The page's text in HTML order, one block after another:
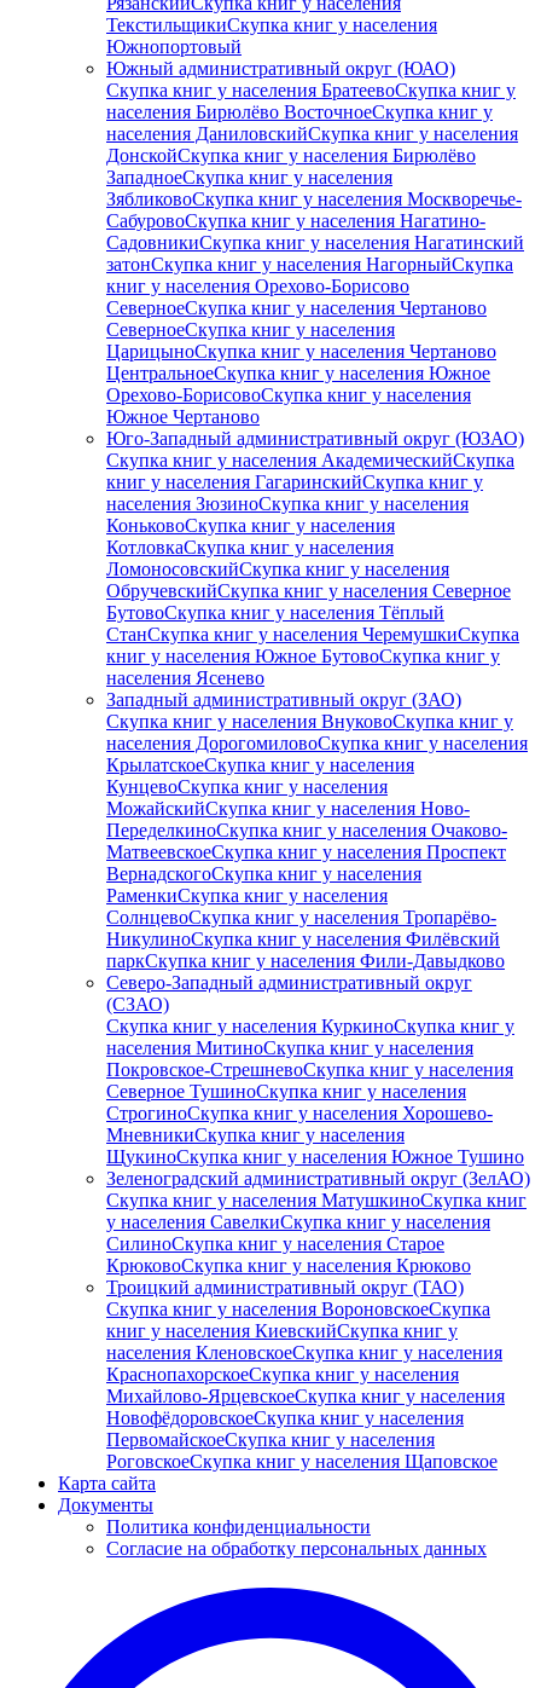
ТекстильщикиСкупка книг у населения
Южнопортовый
Южный административный округ (ЮАО)
Скупка книг у населения БратеевоСкупка книг у
населения Бирюлёво ВосточноеСкупка книг у
населения ДаниловскийСкупка книг у населения
ДонскойСкупка книг у населения Бирюлёво
ЗападноеСкупка книг у населения
ЗябликовоСкупка книг у населения Москворечье-
СабуровоСкупка книг у населения Нагатино-
СадовникиСкупка книг у населения Нагатинский
затонСкупка книг у населения НагорныйСкупка
книг у населения Орехово-Борисово
СеверноеСкупка книг у населения Чертаново
СеверноеСкупка книг у населения
ЦарицыноСкупка книг у населения Чертаново
ЦентральноеСкупка книг у населения Южное
Орехово-БорисовоСкупка книг у населения
Южное Чертаново
Юго-Западный административный округ (ЮЗАО)
Скупка книг у населения АкадемическийСкупка
книг у населения ГагаринскийСкупка книг у
населения ЗюзиноСкупка книг у населения
КоньковоСкупка книг у населения
КотловкаСкупка книг у населения
ЛомоносовскийСкупка книг у населения
ОбручевскийСкупка книг у населения Северное
БутовоСкупка книг у населения Тёплый
СтанСкупка книг у населения ЧеремушкиСкупка
книг у населения Южное БутовоСкупка книг у
населения Ясенево
Западный административный округ (ЗАО)
Скупка книг у населения ВнуковоСкупка книг у
населения ДорогомиловоСкупка книг у населения
КрылатскоеСкупка книг у населения
КунцевоСкупка книг у населения
МожайскийСкупка книг у населения Ново-
ПеределкиноСкупка книг у населения Очаково-
МатвеевскоеСкупка книг у населения Проспект
ВернадскогоСкупка книг у населения
РаменкиСкупка книг у населения
СолнцевоСкупка книг у населения Тропарёво-
НикулиноСкупка книг у населения Филёвский
паркСкупка книг у населения Фили-Давыдково
Северо-Западный административный округ
(СЗАО)
Скупка книг у населения КуркиноСкупка книг у
населения МитиноСкупка книг у населения
Покровское-СтрешневоСкупка книг у населения
Северное ТушиноСкупка книг у населения
СтрогиноСкупка книг у населения Хорошево-
МневникиСкупка книг у населения
ЩукиноСкупка книг у населения Южное Тушино
Зеленоградский административный округ (ЗелАО)
Скупка книг у населения МатушкиноСкупка книг
у населения СавелкиСкупка книг у населения
СилиноСкупка книг у населения Старое
КрюковоСкупка книг у населения Крюково
Троицкий административный округ (ТАО)
Скупка книг у населения ВороновскоеСкупка
книг у населения КиевскийСкупка книг у
населения КленовскоеСкупка книг у населения
КраснопахорскоеСкупка книг у населения
Михайлово-ЯрцевскоеСкупка книг у населения
НовофёдоровскоеСкупка книг у населения
ПервомайскоеСкупка книг у населения
РоговскоеСкупка книг у населения Щаповское
Карта сайта
Документы
Политика конфиденциальности
Согласие на обработку персональных данных